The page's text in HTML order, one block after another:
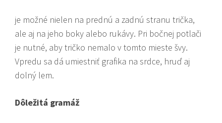
je možné nielen na prednú a zadnú stranu trička,
ale aj na jeho boky alebo rukávy. Pri bočnej potlači
je nutné, aby tričko nemalo v tomto mieste švy.
Vpredu sa dá umiestniť grafika na srdce, hruď aj
dolný lem.
Dôležitá gramáž